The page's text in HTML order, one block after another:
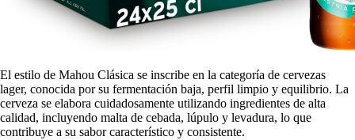
El estilo de Mahou Clásica se inscribe en la categoría de cervezas
lager, conocida por su fermentación baja, perfil limpio y equilibrio. La
cerveza se elabora cuidadosamente utilizando ingredientes de alta
calidad, incluyendo malta de cebada, lúpulo y levadura, lo que
contribuye a su sabor característico y consistente.